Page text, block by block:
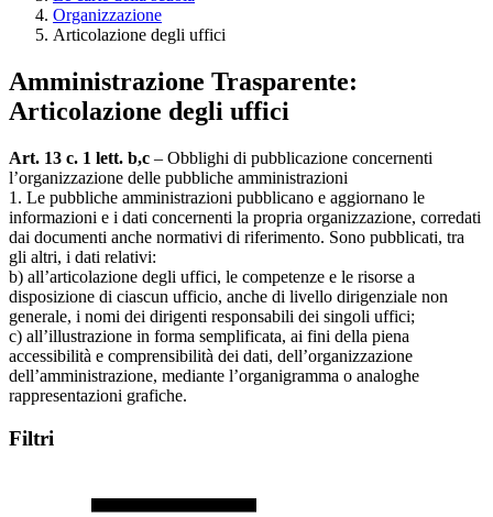
Organizzazione
Articolazione degli uffici
Amministrazione Trasparente:
Articolazione degli uffici
Art. 13 c. 1 lett. b,c – Obblighi di pubblicazione concernenti
l’organizzazione delle pubbliche amministrazioni
1. Le pubbliche amministrazioni pubblicano e aggiornano le
informazioni e i dati concernenti la propria organizzazione, corredati
dai documenti anche normativi di riferimento. Sono pubblicati, tra
gli altri, i dati relativi:
b) all’articolazione degli uffici, le competenze e le risorse a
disposizione di ciascun ufficio, anche di livello dirigenziale non
generale, i nomi dei dirigenti responsabili dei singoli uffici;
c) all’illustrazione in forma semplificata, ai fini della piena
accessibilità e comprensibilità dei dati, dell’organizzazione
dell’amministrazione, mediante l’organigramma o analoghe
rappresentazioni grafiche.
Filtri